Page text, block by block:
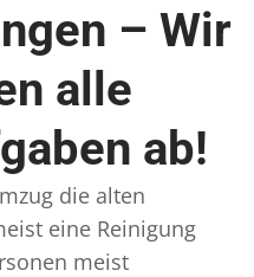
– Wir
alle
ab!
die alten
eine Reinigung
meist